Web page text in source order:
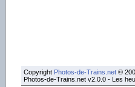
Copyright Photos-de-Trains.net ©
Photos-de-Trains.net v2.0.0 - Les